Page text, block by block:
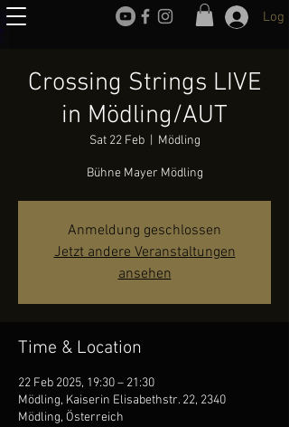
Log
Crossing Strings LIVE
in Mödling/AUT
Sat 22 Feb
  |
Mödling
Bühne Mayer Mödling
Anmeldung geschlossen
Jetzt andere Veranstaltungen
ansehen
Time & Location
22 Feb 2025, 19:30 – 21:30
Mödling, Kaiserin Elisabethstr. 22, 2340
Mödling, Österreich